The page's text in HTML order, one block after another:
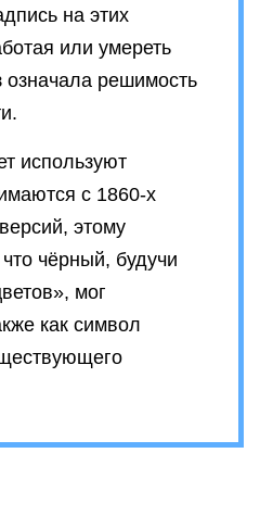
на этих
или умереть
означала решимость
используют
с 1860-х
этому
чёрный, будучи
мог
как символ